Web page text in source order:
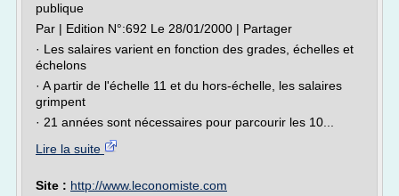
publique
Par | Edition N°:692 Le 28/01/2000 | Partager
· Les salaires varient en fonction des grades, échelles et
échelons
· A partir de l'échelle 11 et du hors-échelle, les salaires
grimpent
· 21 années sont nécessaires pour parcourir les 10...
Lire la suite
Site : http://www.leconomiste.com